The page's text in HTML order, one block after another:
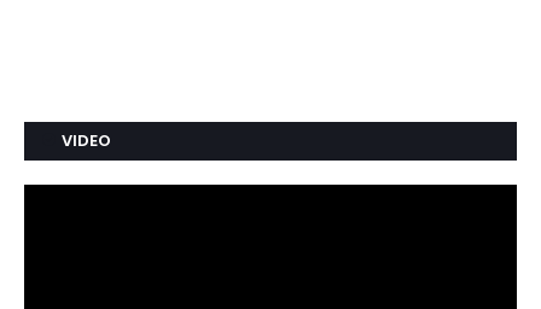
VIDEO